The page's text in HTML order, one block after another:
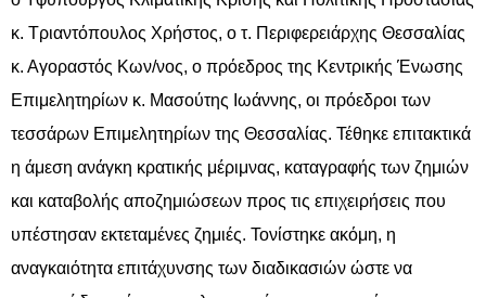
κ. Τριαντόπουλος Χρήστος, ο τ. Περιφερειάρχης Θεσσαλίας
κ. Αγοραστός Κων/νος, ο πρόεδρος της Κεντρικής Ένωσης
Επιμελητηρίων κ. Μασούτης Ιωάννης, οι πρόεδροι των
τεσσάρων Επιμελητηρίων της Θεσσαλίας. Τέθηκε επιτακτικά
η άμεση ανάγκη κρατικής μέριμνας, καταγραφής των ζημιών
και καταβολής αποζημιώσεων προς τις επιχειρήσεις που
υπέστησαν εκτεταμένες ζημιές. Τονίστηκε ακόμη, η
αναγκαιότητα επιτάχυνσης των διαδικασιών ώστε να